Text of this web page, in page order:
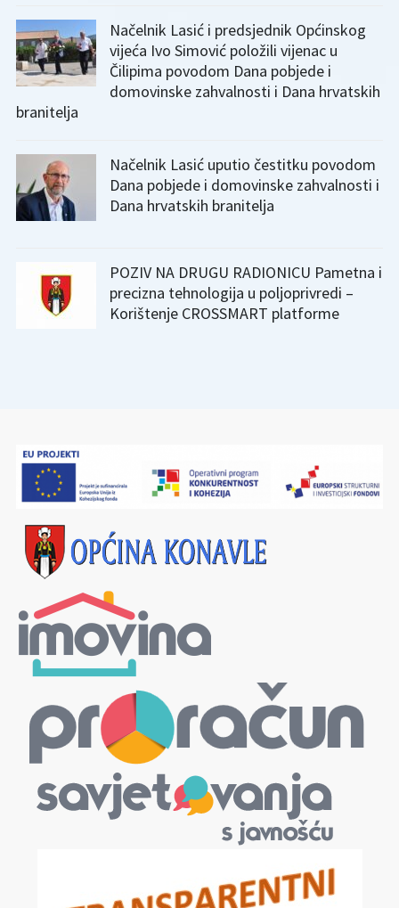
Načelnik Lasić i predsjednik Općinskog
vijeća Ivo Simović položili vijenac u
Čilipima povodom Dana pobjede i
domovinske zahvalnosti i Dana hrvatskih
branitelja
Načelnik Lasić uputio čestitku povodom
Dana pobjede i domovinske zahvalnosti i
Dana hrvatskih branitelja
POZIV NA DRUGU RADIONICU Pametna i
precizna tehnologija u poljoprivredi –
Korištenje CROSSMART platforme